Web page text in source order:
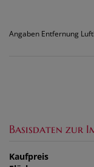
Angaben Entfernung
Basisdaten zur
Kaufpreis